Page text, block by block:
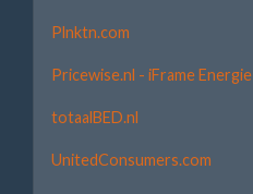
Plnktn.com
Pricewise.nl - iFrame Energie
totaalBED.nl
UnitedConsumers.com